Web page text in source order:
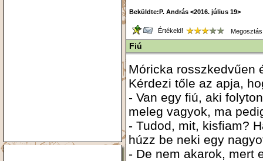
Beküldte:P. András <2016. július 19>
Értékeld!
Fiú
Móricka rosszkedvűen
Kérdezi tőle az apja,
- Van egy fiú, aki
meleg vagyok, ma
- Tudod, mit, kisfiam?
húzz be neki egy
- De nem akarok, mert